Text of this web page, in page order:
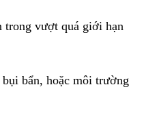
vượt quá giới hạn
bẩn, hoặc môi trường